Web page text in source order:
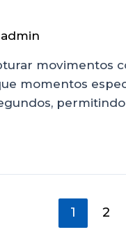
admin
movimentos
momentos
1 2